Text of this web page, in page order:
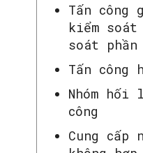
Tấn công
kiểm soát
soát
Tấn công
Nhóm
công
Cung cấp